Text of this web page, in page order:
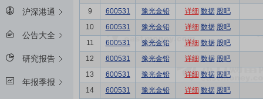
沪深港通
公告大全
研究报告
年报季报
9
600531 豫光金铅 详细 数据 股吧
10
600531 豫光金铅 详细 数据 股吧
11
600531 豫光金铅 详细 数据 股吧
12
600531 豫光金铅 详细 数据 股吧
13
600531 豫光金铅 详细 数据 股吧
14
600531 豫光金铅 详细 数据 股吧